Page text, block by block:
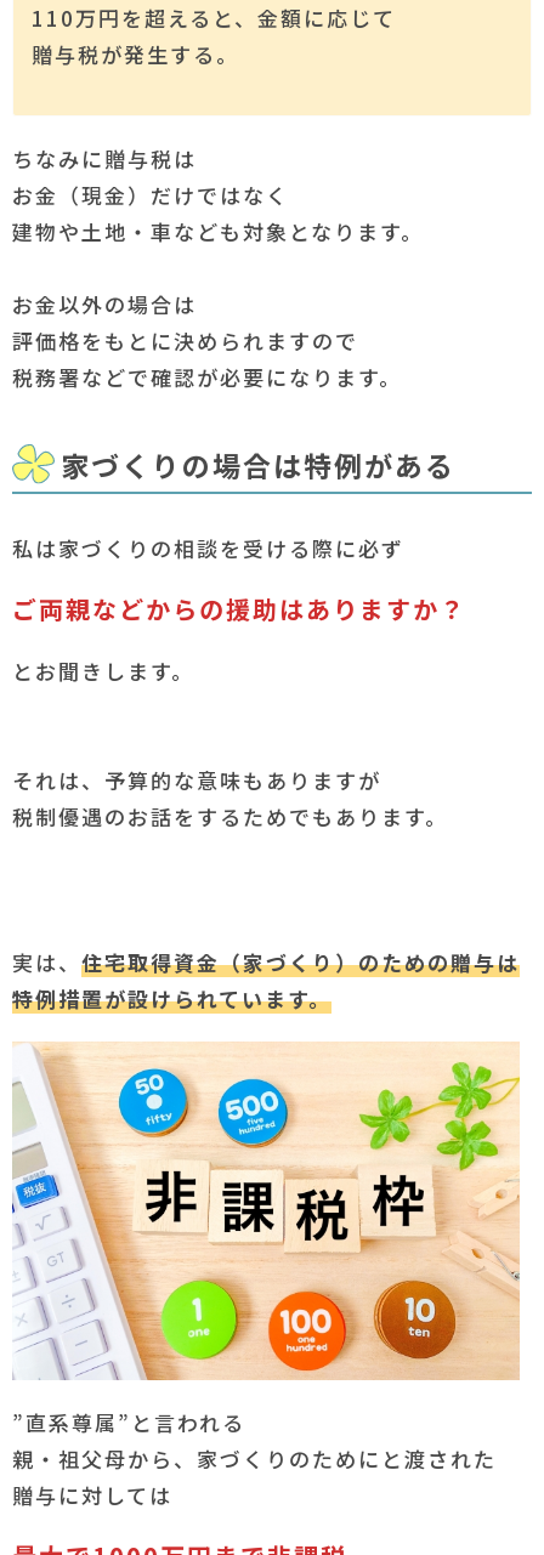
110万円を超えると、金額に応じて
贈与税が発生する。
ちなみに贈与税は
お金（現金）だけではなく
建物や土地・車なども対象となります。
お金以外の場合は
評価格をもとに決められますので
税務署などで確認が必要になります。
家づくりの場合は特例がある
私は家づくりの相談を受ける際に必ず
ご両親などからの援助はありますか？
とお聞きします。
それは、予算的な意味もありますが
税制優遇のお話をするためでもあります。
実は、 住宅取得資金（家づくり）のための贈与は
特例措置が設けられています。
”直系尊属”と言われる
親・祖父母から、家づくりのためにと渡された
贈与に対しては